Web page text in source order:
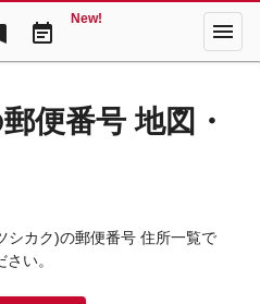
event_note
New! menu
便番号 地図・
シカク)の郵便番号 住所一覧で
い。